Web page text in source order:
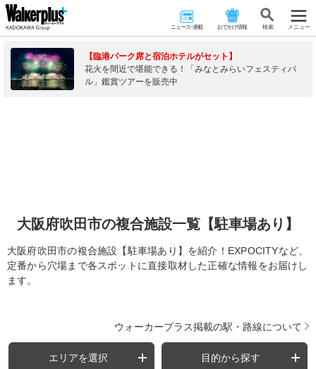
ニュース･連載 おでかけ情報 検 索 メニュー
【臨港パーク席と宿泊ホテルがセット】
花火を間近で堪能できる！「みなとみらいフェスティバ
ル」鑑賞ツアーを販売中
大阪府吹田市の複合施設一覧【駐車場あり】
大阪府吹田市の複合施設【駐車場あり】を紹介！EXPOCITYなど、
定番から穴場まで各スポットに直接取材した正確な情報をお届けし
ます。
ウォーカープラス掲載の駅・路線について
エリアを選択 目的から探す